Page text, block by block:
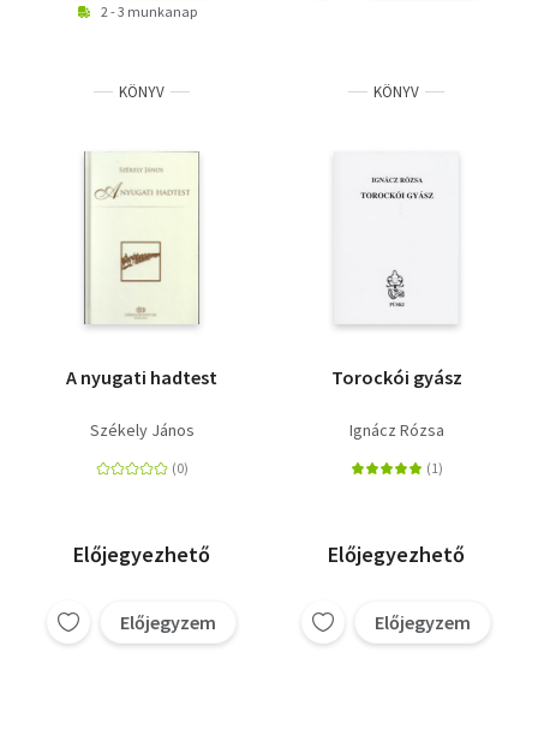
2 - 3 munkanap
KÖNYV
A nyugati hadtest
Székely János
Előjegyezhető
Előjegyzem
KÖNYV
Torockói gyász
Ignácz Rózsa
Előjegyezhető
Előjegyzem